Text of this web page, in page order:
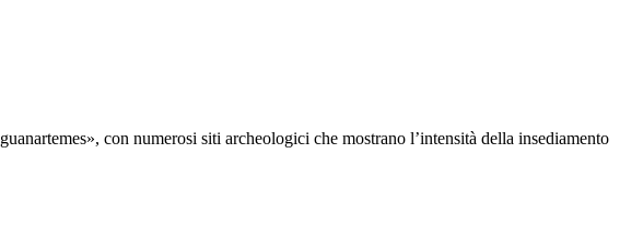
guanartemes», con numerosi siti archeologici che mostrano l’intensità della insediamento